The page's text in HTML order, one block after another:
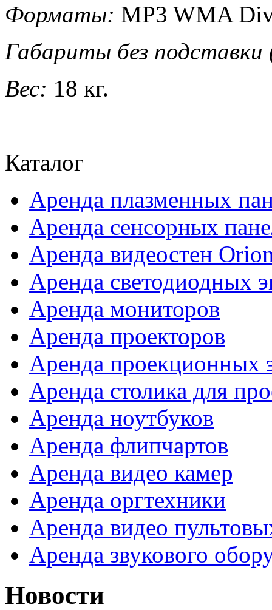
Форматы: MP3 WMA
Габариты без
Вес: 18 кг.
Каталог
Аренда плазменных
Аренда сенсорных
Аренда видеостен
Аренда светодиодных
Аренда мониторов
Аренда проекторов
Аренда проекционных
Аренда столика для
Аренда ноутбуков
Аренда флипчартов
Аренда видео камер
Аренда оргтехники
Аренда видео
Аренда звукового
Новости